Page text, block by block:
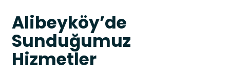
Alibeyköy’de
Sunduğumuz
Hizmetler